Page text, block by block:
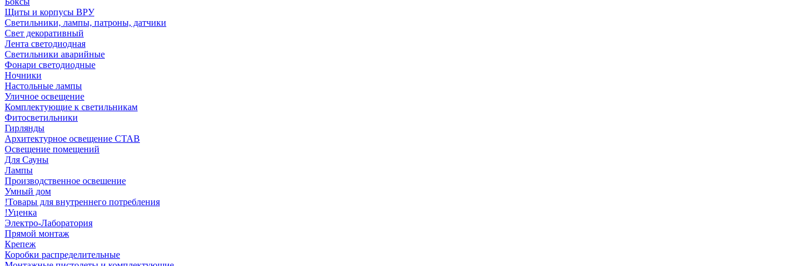
Щиты и корпусы ВРУ
Светильники, лампы, патроны, датчики
Свет декоративный
Лента светодиодная
Светильники аварийные
Фонари светодиодные
Ночники
Настольные лампы
Уличное освещение
Комплектующие к светильникам
Фитосветильники
Гирлянды
Архитектурное освещение СТАВ
Освещение помещений
Для Сауны
Лампы
Производственное освешение
Умный дом
!Товары для внутреннего потребления
!Уценка
Электро-Лаборатория
Прямой монтаж
Крепеж
Коробки распределительные